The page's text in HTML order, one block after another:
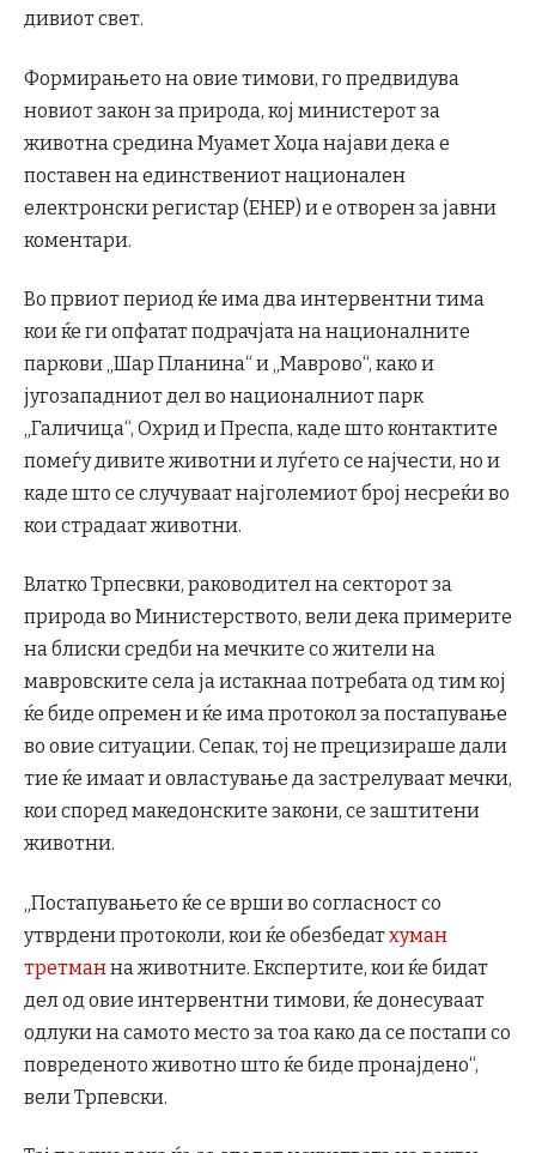
дивиот свет.
Формирањето на овие тимови, го предвидува
новиот закон за природа, кој министерот за
животна средина Муамет Хоџа најави дека е
поставен на единствениот национален
електронски регистар (ЕНЕР) и е отворен за јавни
коментари.
Во првиот период ќе има два интервентни тима
кои ќе ги опфатат подрачјата на националните
паркови „Шар Планина“ и „Маврово“, како и
југозападниот дел во националниот парк
„Галичица“, Охрид и Преспа, каде што контактите
помеѓу дивите животни и луѓето се најчести, но и
каде што се случуваат најголемиот број несреќи во
кои страдаат животни.
Влатко Трпесвки, раководител на секторот за
природа во Министерството, вели дека примерите
на блиски средби на мечките со жители на
мавровските села ја истакнаа потребата од тим кој
ќе биде опремен и ќе има протокол за постапување
во овие ситуации. Сепак, тој не прецизираше дали
тие ќе имаат и овластување да застрелуваат мечки,
кои според македонските закони, се заштитени
животни.
„Постапувањето ќе се врши во согласност со
утврдени протоколи, кои ќе обезбедатхуман
третманна животните. Експертите, кои ќе бидат
дел од овие интервентни тимови, ќе донесуваат
одлуки на самото место за тоа како да се постапи со
повреденото животно што ќе биде пронајдено“,
вели Трпевски.